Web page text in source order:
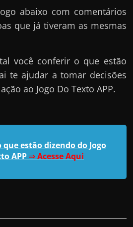
abaixo com comentários
que já tiveram as mesmas
você conferir o que estão
te ajudar a tomar decisões
ao Jogo Do Texto APP.
que estão dizendo do Jogo
APP ⇒Acesse Aqui